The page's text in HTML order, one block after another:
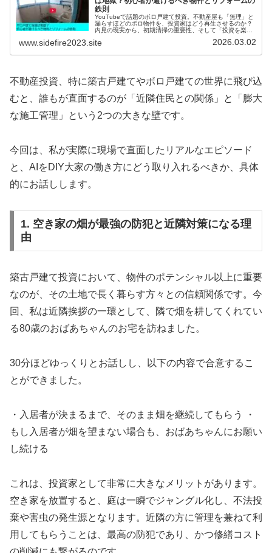
鉄則
YouTubeで話題のボロ戸建て投資。不動産屋も「無理」と
漏らすほどのボロ物件を、投資家はどう再生させるのか？
内見の現実から、初期清掃の重要性、そして「投資を楽し
説します。
www.sidefire2023.site 2026.03.02
不動産投資、特に築古戸建てやボロ戸建ての世界に飛び込
むと、誰もが直面するのが「近隣住民との関係」と「膨大
な施工管理」という2つの大きな壁です。
今回は、私が実際に現場で直面したリアルなエピソード
と、AIをDIY大家の働き方にどう取り入れるべきか、具体
的にお話しします。
1. 空き家の畑が最強の防犯と近隣対策になる理
由
築古戸建て投資において、物件のポテンシャル以上に重要
なのが、その土地で長く暮らす方々との信頼関係です。今
回、私は近隣挨拶の一環として、隣で畑を耕してくれてい
る80歳のおばあちゃんのお宅を訪ねました。
30分ほどゆっくりとお話しし、以下の内容で合意するこ
とができました。
・入居者が決まるまで、そのまま畑を継続してもらう ・
もし入居者が畑を望まない場合も、おばあちゃんにお願い
し続ける
これは、投資家として非常に大きなメリットがあります。
空き家を放置すると、庭は一瞬でジャングル化し、不法投
棄や害虫の発生源となります。近隣の方に管理を兼ねて利
用してもらうことは、最高の防犯であり、かつ修繕コスト